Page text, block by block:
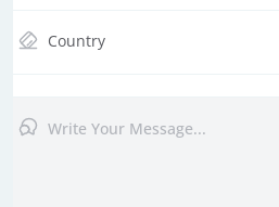
Country